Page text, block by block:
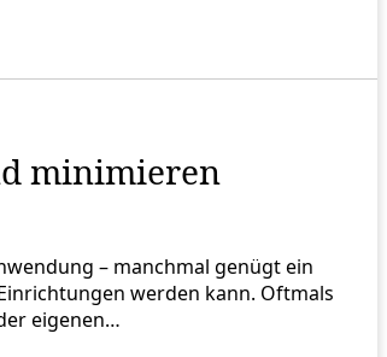
minimieren
– manchmal genügt ein
werden kann. Oftmals
eigenen…